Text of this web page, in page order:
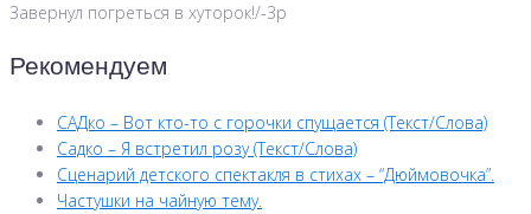
Завернул погреться в хуторок!/-3р
Рекомендуем
САДко – Вот кто-то с горочки спущается (Текст/Слова)
Садко – Я встретил розу (Текст/Слова)
Сценарий детского спектакля в стихах – “Дюймовочка”.
Частушки на чайную тему.